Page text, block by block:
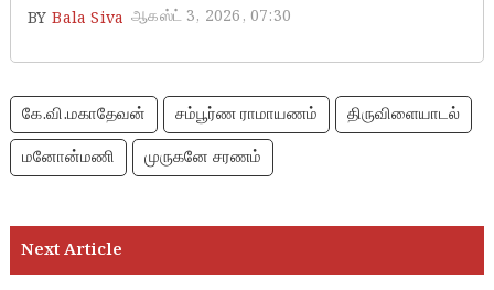
BY Bala Siva ஆகஸ்ட் 3, 2026, 07:30
கே.வி.மகாதேவன் சம்பூர்ண ராமாயணம்
திருவிளையாடல்
மனோன்மணி
முருகனே சரணம்